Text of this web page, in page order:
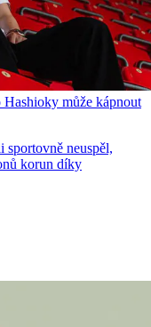
může kápnout
sportovně neuspěl,
korun díky